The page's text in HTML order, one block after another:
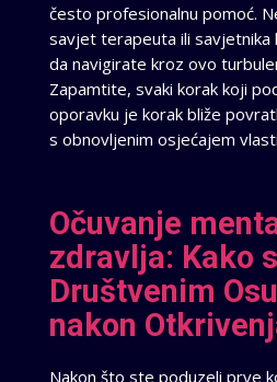
često profesionalnu pomoć.
savjet terapeuta ili savjetnika
da navigirate kroz ovo
Zapamtite, svaki korak koji
oporavku je korak bliže
s obnovljenim osjećajem
Očuvanje
zdravlja: Kako
Društvenim
nakon
Nakon što ste poduzeli prve